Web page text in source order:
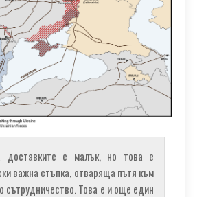
доставките е малък, но това е
важна стъпка, отваряща пътя към
сътрудничество. Това е и още един